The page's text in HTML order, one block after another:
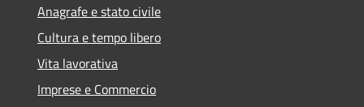
Anagrafe e stato civile
Cultura e tempo libero
Vita lavorativa
Imprese e Commercio